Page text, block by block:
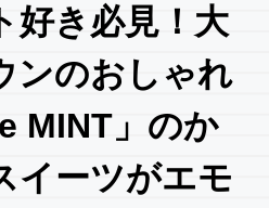
好き必見！大
ンのおしゃれ
MINT」のか
イーツがエモ